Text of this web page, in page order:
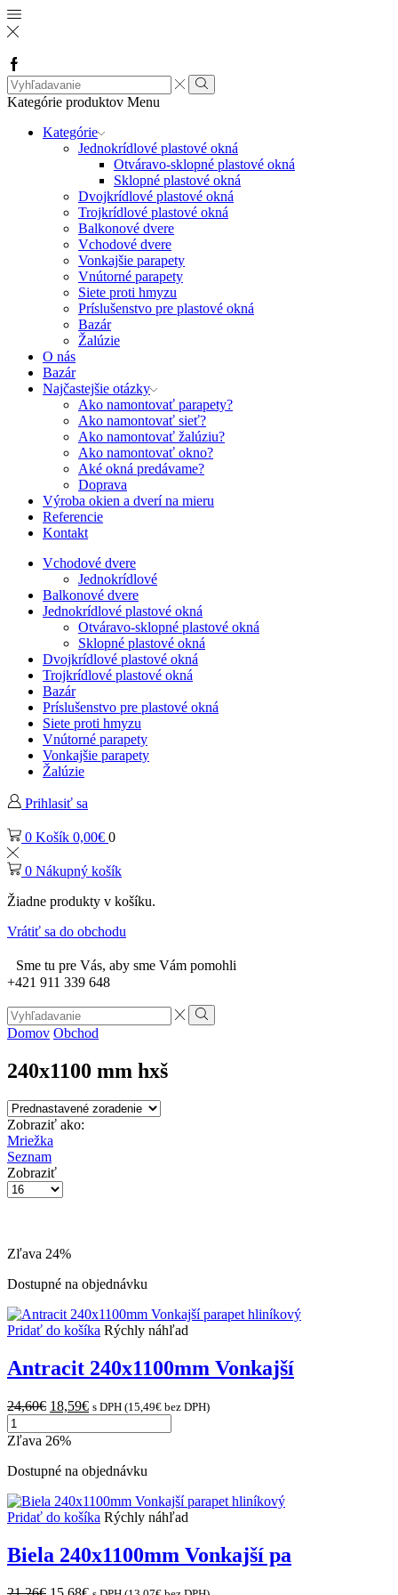
Facebook
Search
input
Vyhľadávanie
Kategórie produktov Menu
Kategórie
Jednokrídlové plastové okná
Otváravo-sklopné plastové okná
Sklopné plastové okná
Dvojkrídlové plastové okná
Trojkrídlové plastové okná
Balkonové dvere
Vchodové dvere
Vonkajšie parapety
Vnútorné parapety
Siete proti hmyzu
Príslušenstvo pre plastové okná
Bazár
Žalúzie
O nás
Bazár
Najčastejšie otázky
Ako namontovať parapety?
Ako namontovať sieť?
Ako namontovať žalúziu?
Ako namontovať okno?
Aké okná predávame?
Doprava
Výroba okien a dverí na mieru
Referencie
Kontakt
Vchodové dvere
Jednokrídlové
Balkonové dvere
Jednokrídlové plastové okná
Otváravo-sklopné plastové okná
Sklopné plastové okná
Dvojkrídlové plastové okná
Trojkrídlové plastové okná
Bazár
Príslušenstvo pre plastové okná
Siete proti hmyzu
Vnútorné parapety
Vonkajšie parapety
Žalúzie
Prihlasiť sa
0 Košík 0,00€ 0
0 Nákupný košík
Žiadne produkty v košíku.
Vrátiť sa do obchodu
Sme tu pre Vás, aby sme Vám pomohli
+421 911 339 648
Search
input
Vyhľadávanie
Domov Obchod
240x1100 mm hxš
Zobraziť ako:
Mriežka
Seznam
Zobraziť
Počet
Zľava 24%
Dostupné na objednávku
Pridať do košíka Rýchly náhľad
Antracit 240x1100mm Vonkajší
24,60€ Original
was:
18,59€Current
is:
s DPH (15,49€ bez DPH)
množstvo
Antracit
Vonkajší
hliníkový
Zľava 26%
Dostupné na objednávku
Pridať do košíka Rýchly náhľad
Biela 240x1100mm Vonkajší pa
OriginalCurrent